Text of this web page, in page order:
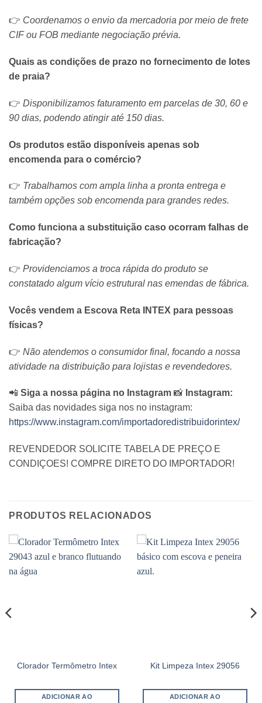
👉 Coordenamos o envio da mercadoria por meio de frete
CIF ou FOB mediante negociação prévia.
Quais as condições de prazo no fornecimento de lotes
de praia?
👉 Disponibilizamos faturamento em parcelas de 30, 60 e
90 dias, podendo atingir até 150 dias.
Os produtos estão disponíveis apenas sob
encomenda para o comércio?
👉 Trabalhamos com ampla linha a pronta entrega e
também opções sob encomenda para grandes redes.
Como funciona a substituição caso ocorram falhas de
fabricação?
👉 Providenciamos a troca rápida do produto se
constatado algum vício estrutural nas emendas de fábrica.
Vocês vendem a Escova Reta INTEX para pessoas
físicas?
👉 Não atendemos o consumidor final, focando a nossa
atividade na distribuição para lojistas e revendedores.
📲 Siga a nossa página no Instagram 📸 Instagram:
Saiba das novidades siga nos no instagram:
https://www.instagram.com/importadoredistribuidorintex/
REVENDEDOR SOLICITE TABELA DE PREÇO E
CONDIÇOES! COMPRE DIRETO DO IMPORTADOR!
PRODUTOS RELACIONADOS
Clorador Termômetro Intex
ADICIONAR AO
Kit Limpeza Intex 29056
ADICIONAR AO